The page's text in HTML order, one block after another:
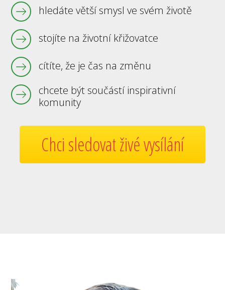
hledáte větší smysl ve svém životě
stojíte na životní křižovatce
cítíte, že je čas na změnu
chcete být součástí inspirativní
komunity
Chci sledovat živé vysílání